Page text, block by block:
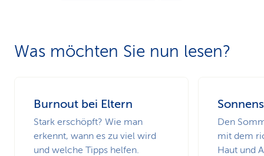
Was möchten Sie nun lesen?
Burnout bei Eltern
Stark erschöpft? Wie man
erkennt, wann es zu viel wird
und welche Tipps helfen.
Den
mit dem
Haut und